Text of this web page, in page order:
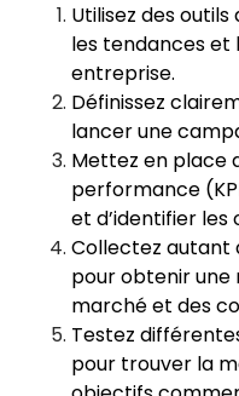
Utilisez des
les tendances
entreprise.
Définissez
lancer une
Mettez en place
performance
et d’identifier les
Collectez autant
pour obtenir une
marché et des
Testez
pour trouver la